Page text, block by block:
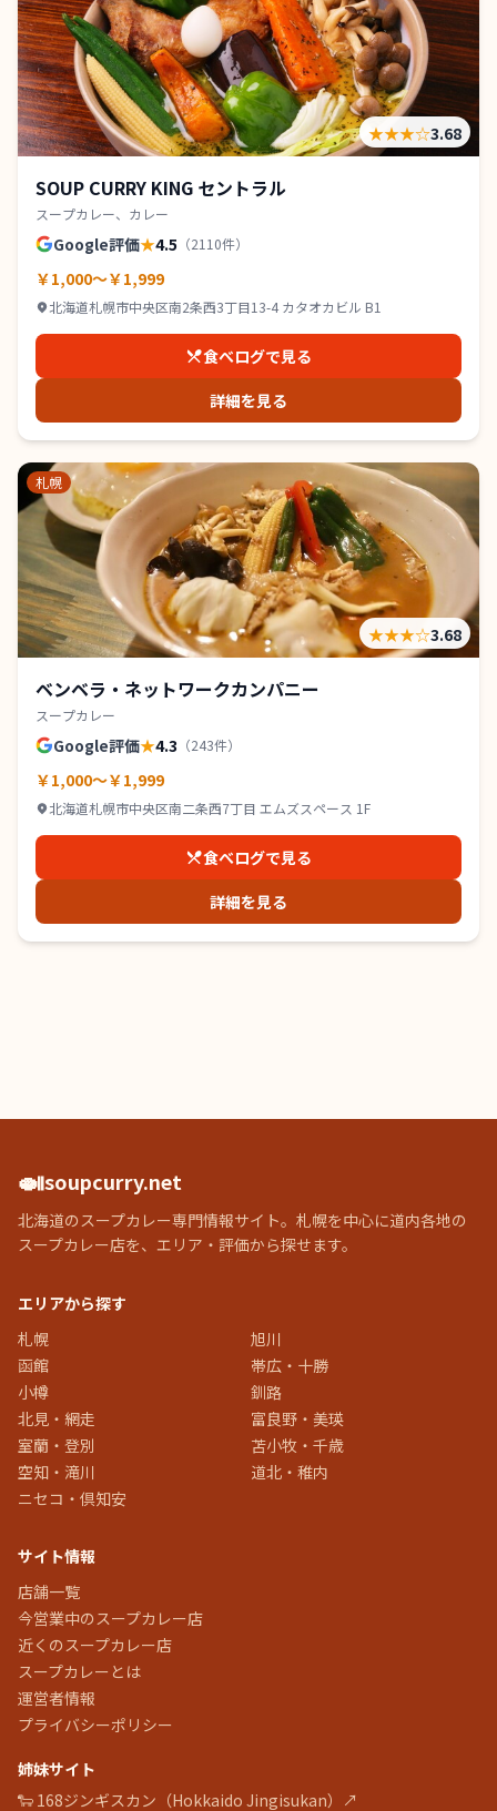
★★★☆3.68
SOUP CURRY KING セントラル
スープカレー、カレー
Google評価★4.5 （2110件）
￥1,000～￥1,999
北海道札幌市中央区南2条西3丁目13-4 カタオカビル B1
食べログで見る
詳細を見る
札幌
★★★☆3.68
ベンベラ・ネットワークカンパニー
スープカレー
Google評価★4.3 （243件）
￥1,000～￥1,999
北海道札幌市中央区南二条西7丁目 エムズスペース 1F
食べログで見る
詳細を見る
🍛soupcurry.net
北海道のスープカレー専門情報サイト。札幌を中心に道内各地の
スープカレー店を、エリア・評価から探せます。
エリアから探す
札幌
旭川
函館
帯広・十勝
小樽
釧路
北見・網走
富良野・美瑛
室蘭・登別
苫小牧・千歳
空知・滝川
道北・稚内
ニセコ・倶知安
サイト情報
店舗一覧
今営業中のスープカレー店
近くのスープカレー店
スープカレーとは
運営者情報
プライバシーポリシー
姉妹サイト
🐑 168ジンギスカン（Hokkaido Jingisukan）↗